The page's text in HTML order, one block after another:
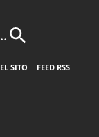
SITO
FEED RSS